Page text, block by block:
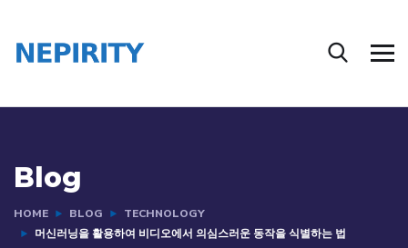
Blog
HOME BLOG
TECHNOLOGY
머신러닝을 활용하여 비디오에서 의심스러운 동작을 식별하는 법